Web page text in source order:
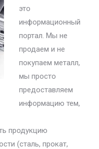
это
информационный
портал. Мы не
продаем и не
покупаем металл,
мы просто
предоставляем
информацию тем,
продукцию
(сталь, прокат,